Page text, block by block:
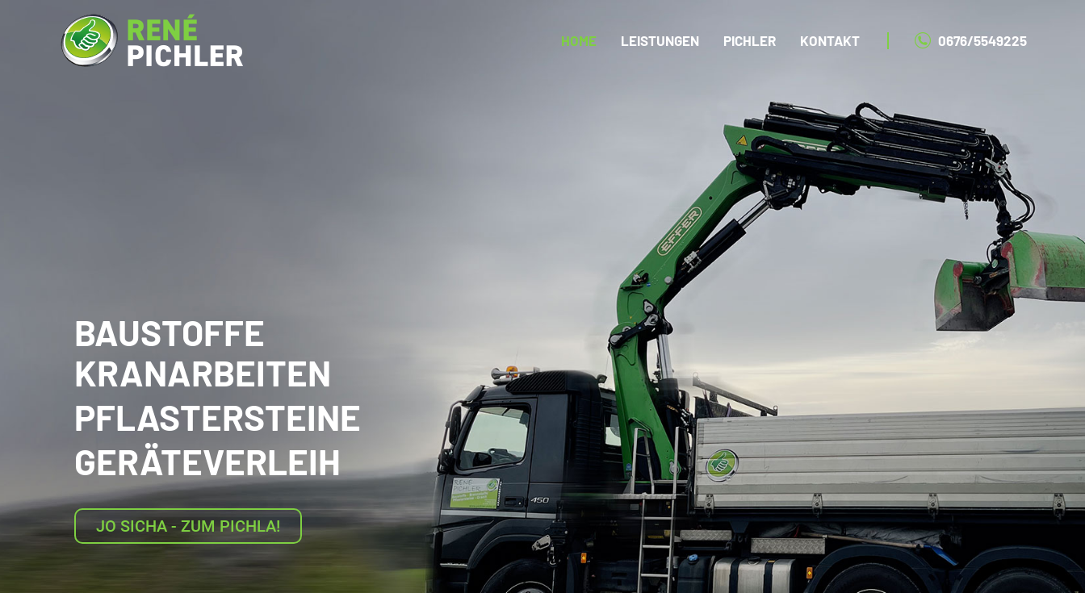
HOME LEISTUNGEN PICHLER KONTAKT 0676/5549225
BAUSTOFFE
KRANARBEITEN
PFLASTERSTEINE
GERÄTEVERLEIH
JO SICHA - ZUM PICHLA!
HOME LEISTUNGEN PICHLER KONTAKT 0676/5549225